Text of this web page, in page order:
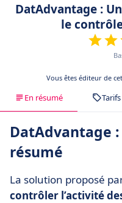
DatAdvantage :
le
Vous êtes éditeur de
En résumé Tarifs
DatAdvantage
résumé
La solution proposé
contrôler l’activité